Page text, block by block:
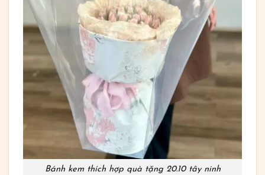
Bánh kem thích hợp quà tặng 20.10 tây ninh